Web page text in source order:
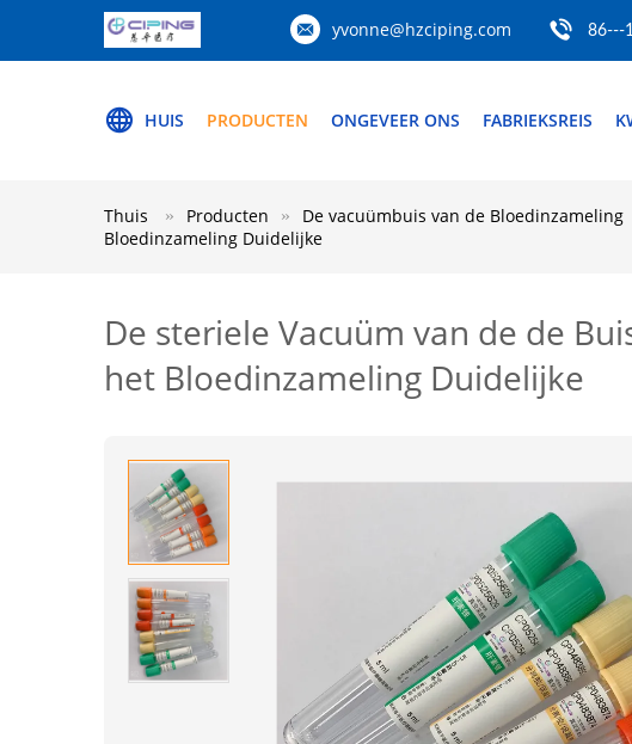
yvonne@hzciping.com 86---
HUIS PRODUCTEN ONGEVEER ONS FABRIEKSREIS
Thuis Producten De vacuümbuis van de Bloedinzameling
Bloedinzameling Duidelijke
De steriele Vacuüm van de de
het Bloedinzameling Duidelijke